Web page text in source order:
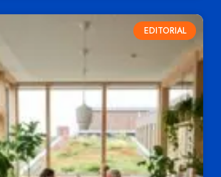
EDITORIAL